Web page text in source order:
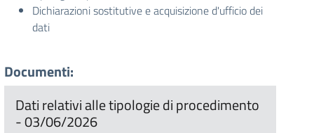
Dichiarazioni sostitutive e acquisizione d'ufficio dei
dati
Documenti:
Dati relativi alle tipologie di procedimento
- 03/06/2026